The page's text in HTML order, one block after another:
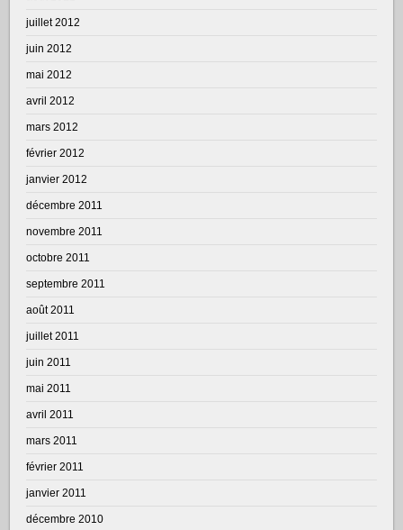
juillet 2012
juin 2012
mai 2012
avril 2012
mars 2012
février 2012
janvier 2012
décembre 2011
novembre 2011
octobre 2011
septembre 2011
août 2011
juillet 2011
juin 2011
mai 2011
avril 2011
mars 2011
février 2011
janvier 2011
décembre 2010